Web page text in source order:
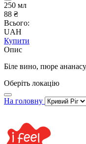
250 мл
88 ₴
Всього:
UAH
Купити
Опис
Біле вино, пюре
Оберіть локацію
На головну